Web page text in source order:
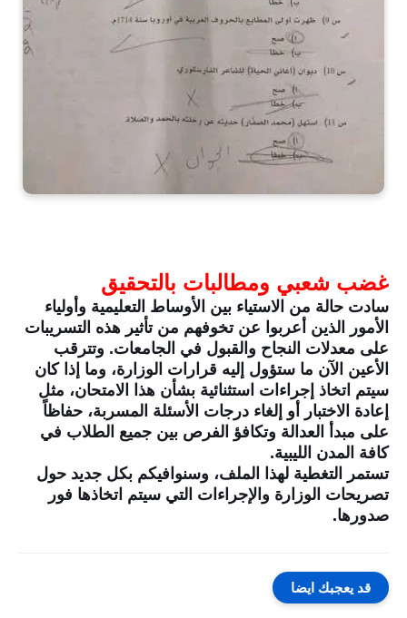
غضب شعبي ومطالبات بالتحقيق
سادت حالة من الاستياء بين الأوساط التعليمية وأولياء
الأمور الذين أعربوا عن تخوفهم من تأثير هذه التسريبات
على معدلات النجاح والقبول في الجامعات. وتترقب
الأعين الآن ما ستؤول إليه قرارات الوزارة، وما إذا كان
سيتم اتخاذ إجراءات استثنائية بشأن هذا الامتحان، مثل
إعادة الاختبار أو إلغاء درجات الأسئلة المسربة، حفاظاً
على مبدأ العدالة وتكافؤ الفرص بين جميع الطلاب في
كافة المدن الليبية.
تستمر التغطية لهذا الملف، وسنوافيكم بكل جديد حول
تصريحات الوزارة والإجراءات التي سيتم اتخاذها فور
صدورها.
قد يعجبك ايضا